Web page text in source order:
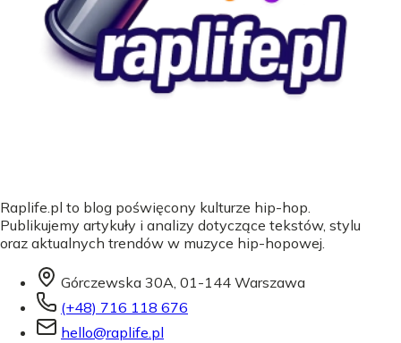
Raplife.pl to blog poświęcony kulturze hip-hop.
Publikujemy artykuły i analizy dotyczące tekstów, stylu
oraz aktualnych trendów w muzyce hip-hopowej.
Górczewska 30A, 01-144 Warszawa
(+48) 716 118 676
hello@raplife.pl